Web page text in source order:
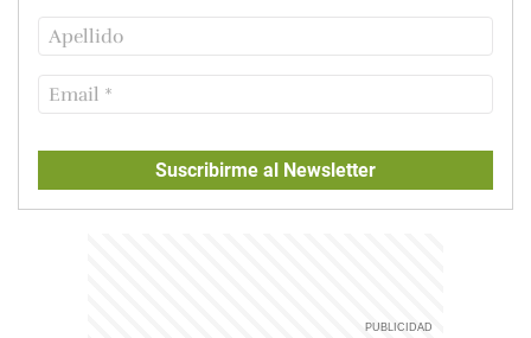
Suscribirme al Newsletter